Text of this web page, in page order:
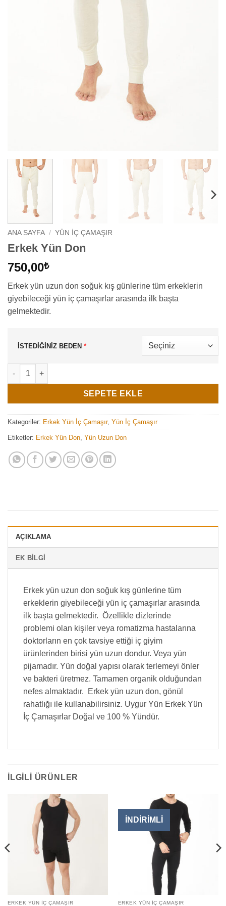
ANA SAYFA / YÜN İÇ ÇAMAŞIR
Erkek Yün Don
750,00₺
Erkek yün uzun don soğuk kış günlerine tüm erkeklerin
giyebileceği yün iç çamaşırlar arasında ilk başta
gelmektedir.
İSTEDİĞİNİZ BEDEN *
Erkek Yün Don adet
SEPETE EKLE
Kategoriler: Erkek Yün İç Çamaşır, Yün İç Çamaşır
Etiketler: Erkek Yün Don Yün Uzun Don
AÇIKLAMA
EK BILGI
Erkek yün uzun don soğuk kış günlerine tüm
erkeklerin giyebileceği yün iç çamaşırlar arasında
ilk başta gelmektedir. Özellikle dizlerinde
problemi olan kişiler veya romatizma hastalarına
doktorların en çok tavsiye ettiği iç giyim
ürünlerinden birisi yün uzun dondur. Veya yün
pijamadır. Yün doğal yapısı olarak terlemeyi önler
ve bakteri üretmez. Tamamen organik olduğundan
nefes almaktadır. Erkek yün uzun don, gönül
rahatlığı ile kullanabilirsiniz. Uygur Yün Erkek Yün
İç Çamaşırlar Doğal ve 100 % Yündür.
İLGILI ÜRÜNLER
ERKEK YÜN İÇ ÇAMAŞIR
İNDİRİMLİ
ERKEK YÜN İÇ ÇAMAŞIR